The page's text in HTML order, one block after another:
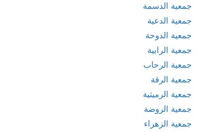
جمعية الدسمة
جمعية الدعية
جمعية الدوحة
جمعية الرابية
جمعية الرحاب
جمعية الرقة
جمعية الرميثية
جمعية الروضة
جمعية الزهراء